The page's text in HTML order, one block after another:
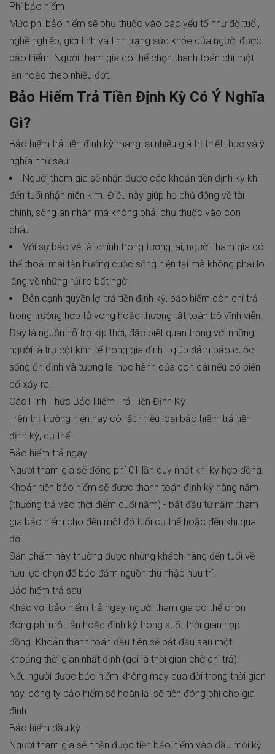
Phí bảo hiểm
Mức phí bảo hiểm sẽ phụ thuộc vào các yếu tố như độ tuổi,
nghề nghiệp, giới tính và tình trạng sức khỏe của người được
bảo hiểm. Người tham gia có thể chọn thanh toán phí một
lần hoặc theo nhiều đợt.
Bảo Hiểm Trả Tiền Định Kỳ Có Ý Nghĩa
Gì?
Bảo hiểm trả tiền định kỳ mang lại nhiều giá trị thiết thực và ý
nghĩa như sau:
Người tham gia sẽ nhận được các khoản tiền định kỳ khi
đến tuổi nhận niên kim. Điều này giúp họ chủ động về tài
chính, sống an nhàn mà không phải phụ thuộc vào con
cháu.
Với sự bảo vệ tài chính trong tương lai, người tham gia có
thể thoải mái tận hưởng cuộc sống hiện tại mà không phải lo
lắng về những rủi ro bất ngờ.
Bên cạnh quyền lợi trả tiền định kỳ, bảo hiểm còn chi trả
trong trường hợp tử vong hoặc thương tật toàn bộ vĩnh viễn.
Đây là nguồn hỗ trợ kịp thời, đặc biệt quan trọng với những
người là trụ cột kinh tế trong gia đình - giúp đảm bảo cuộc
sống ổn định và tương lai học hành của con cái nếu có biến
cố xảy ra.
Các Hình Thức Bảo Hiểm Trả Tiền Định Kỳ
Trên thị trường hiện nay có rất nhiều loại bảo hiểm trả tiền
định kỳ, cụ thể:
Bảo hiểm trả ngay
Người tham gia sẽ đóng phí 01 lần duy nhất khi ký hợp đồng.
Khoản tiền bảo hiểm sẽ được thanh toán định kỳ hàng năm
(thường trả vào thời điểm cuối năm) - bắt đầu từ năm tham
gia bảo hiểm cho đến một độ tuổi cụ thể hoặc đến khi qua
đời.
Sản phẩm này thường được những khách hàng đến tuổi về
hưu lựa chọn để bảo đảm nguồn thu nhập hưu trí.
Bảo hiểm trả sau
Khác với bảo hiểm trả ngay, người tham gia có thể chọn
đóng phí một lần hoặc định kỳ trong suốt thời gian hợp
đồng. Khoản thanh toán đầu tiên sẽ bắt đầu sau một
khoảng thời gian nhất định (gọi là thời gian chờ chi trả).
Nếu người được bảo hiểm không may qua đời trong thời gian
này, công ty bảo hiểm sẽ hoàn lại số tiền đóng phí cho gia
đình.
Bảo hiểm đầu kỳ
Người tham gia sẽ nhận được tiền bảo hiểm vào đầu mỗi kỳ